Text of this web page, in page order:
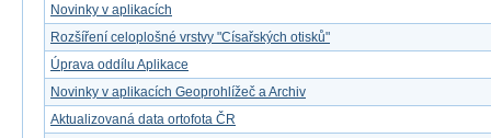
Novinky v aplikacích
Rozšíření celoplošné vrstvy "Císařských otisků"
Úprava oddílu Aplikace
Novinky v aplikacích Geoprohlížeč a Archiv
Aktualizovaná data ortofota ČR